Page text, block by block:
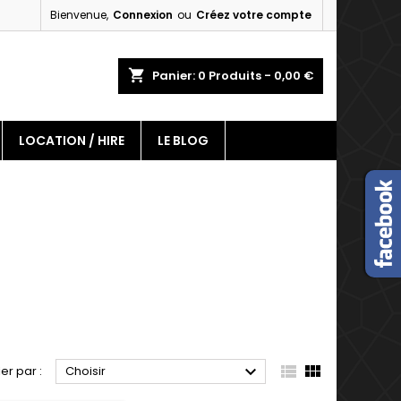
Bienvenue, Connexion ou Créez votre compte
shopping_cart Panier: 0 Produits - 0,00 €
LOCATION / HIRE LE BLOG
par : Choisir   